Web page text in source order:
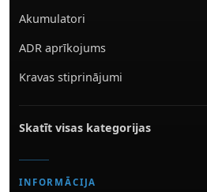
Akumulatori
ADR aprīkojums
Kravas stiprinājumi
Skatīt visas kategorijas
INFORMĀCIJA